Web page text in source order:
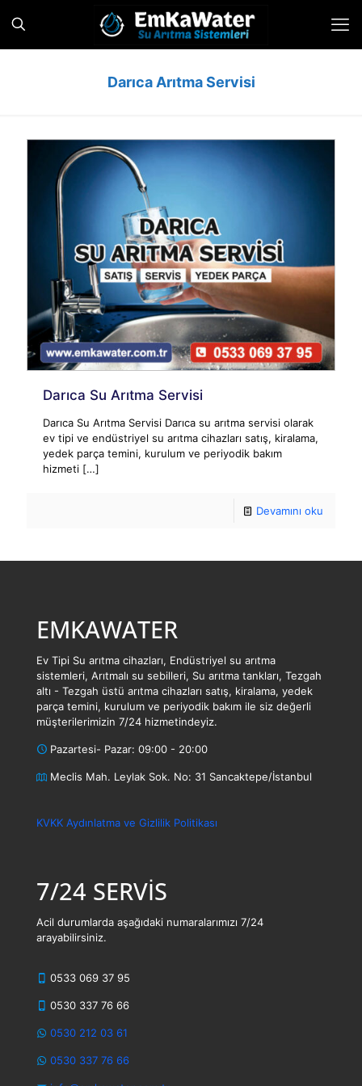
Darıca Arıtma Servisi
Darıca Su Arıtma Servisi
Darıca Su Arıtma Servisi Darıca su arıtma servisi olarak
ev tipi ve endüstriyel su arıtma cihazları satış, kiralama,
yedek parça temini, kurulum ve periyodik bakım
hizmeti […]
Devamını oku
EMKAWATER
Ev Tipi Su arıtma cihazları, Endüstriyel su arıtma
sistemleri, Arıtmalı su sebilleri, Su arıtma tankları, Tezgah
altı - Tezgah üstü arıtma cihazları satış, kiralama, yedek
parça temini, kurulum ve periyodik bakım ile siz değerli
müşterilerimizin 7/24 hizmetindeyiz.
Pazartesi- Pazar: 09:00 - 20:00
Meclis Mah. Leylak Sok. No: 31 Sancaktepe/İstanbul
KVKK Aydınlatma ve Gizlilik Politikası
7/24 SERVİS
Acil durumlarda aşağıdaki numaralarımızı 7/24
arayabilirsiniz.
0533 069 37 95
0530 337 76 66
0530 212 03 61
0530 337 76 66